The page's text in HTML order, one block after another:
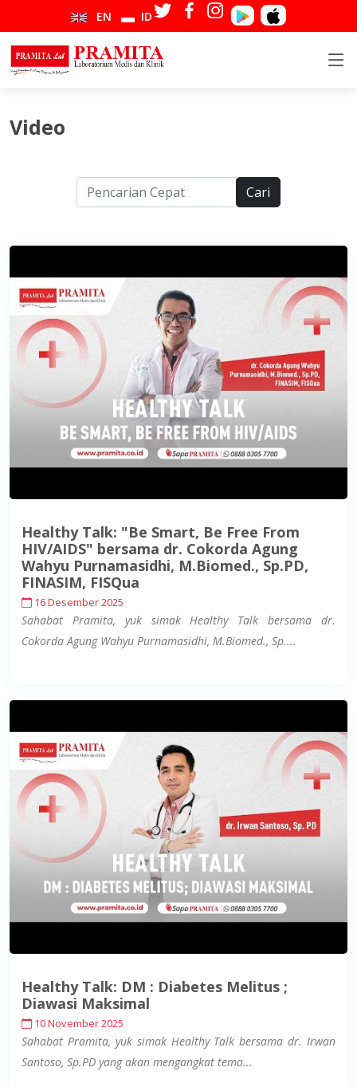
EN ID
Video
Cari
Healthy Talk: "Be Smart, Be Free From
HIV/AIDS" bersama dr. Cokorda Agung
Wahyu Purnamasidhi, M.Biomed., Sp.PD,
FINASIM, FISQua
16 Desember 2025
Sahabat Pramita, yuk simak Healthy Talk bersama dr.
Cokorda Agung Wahyu Purnamasidhi, M.Biomed., Sp....
Healthy Talk: DM : Diabetes Melitus ;
Diawasi Maksimal
10 November 2025
Sahabat Pramita, yuk simak Healthy Talk bersama dr. Irwan
Santoso, Sp.PD yang akan mengangkat tema...